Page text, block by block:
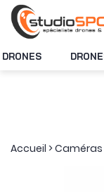
DRONES
Accueil >Caméras